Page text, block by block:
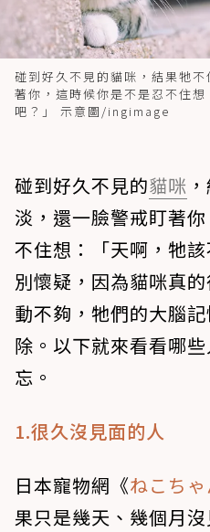
碰到好久不見的貓咪，結果牠
著你，這時候你是不是忍不住
吧？」 示意圖/ingimage
碰到好久不見的貓咪
淡，還一臉警戒盯著
不住想：「天啊，牠該
別懷疑，因為貓咪真
動不夠，牠們的大腦
除。以下就來看看哪
忘。
1.很久沒見面的人
日本寵物網《ねこち
果只是幾天、幾個月